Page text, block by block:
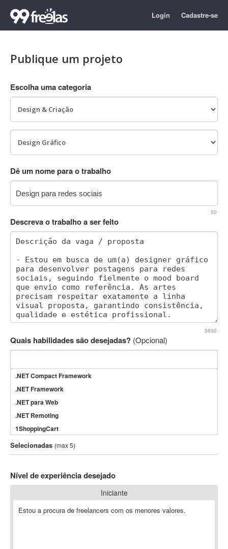
Login Cadastre-se
Publique um projeto
Escolha uma categoria
Dê um nome para o trabalho
50
Descreva o trabalho a ser feito
3832
Quais habilidades são desejadas? (Opcional)
.NET Compact Framework
.NET Framework
.NET para Web
.NET Remoting
1ShoppingCart
3DS Max
3GSM
802.11
A-GPS
Selecionadas (max 5)
Nível de experiência desejado
Iniciante
Estou a procura de freelancers com os menores valores.